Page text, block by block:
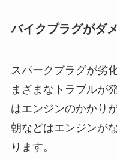
バイクプラグがダ
スパークプラグが劣
まざまなトラブルが
はエンジンのかかり
朝などはエンジンが
ります。